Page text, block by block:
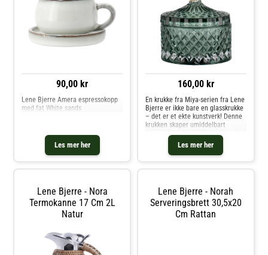
90,00 kr
Les mer her
Lene Bjerre Amera espressokopp
med fat White sands
160,00 kr
Les mer her
En krukke fra Miya-serien fra Lene
Bjerre er ikke bare en glasskrukke
– det er et ekte kunstverk! Denne
krukken skaper umiddelbart
oppmerksomhet i hjemmet med
sitt elegante design og unike
glassmønstre. Den er ikke bare et
dekorativt element, men ogs
Lene Bjerre - Nora
Termokanne 17 Cm 2L
Natur
Lene Bjerre - Norah
Serveringsbrett 30,5x20
Cm Rattan